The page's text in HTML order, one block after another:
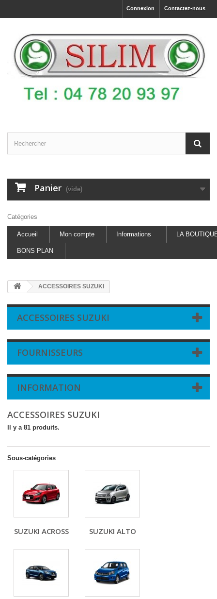
Contactez-nous
Connexion
Panier (vide)
Catégories
Accueil Mon compte Informations LA
BONS PLAN
ACCESSOIRES SUZUKI
ACCESSOIRES SUZUKI
FOURNISSEURS
INFORMATION
ACCESSOIRES SUZUKI
Il y a 81 produits.
Sous-catégories
SUZUKI ACROSS SUZUKI ALTO